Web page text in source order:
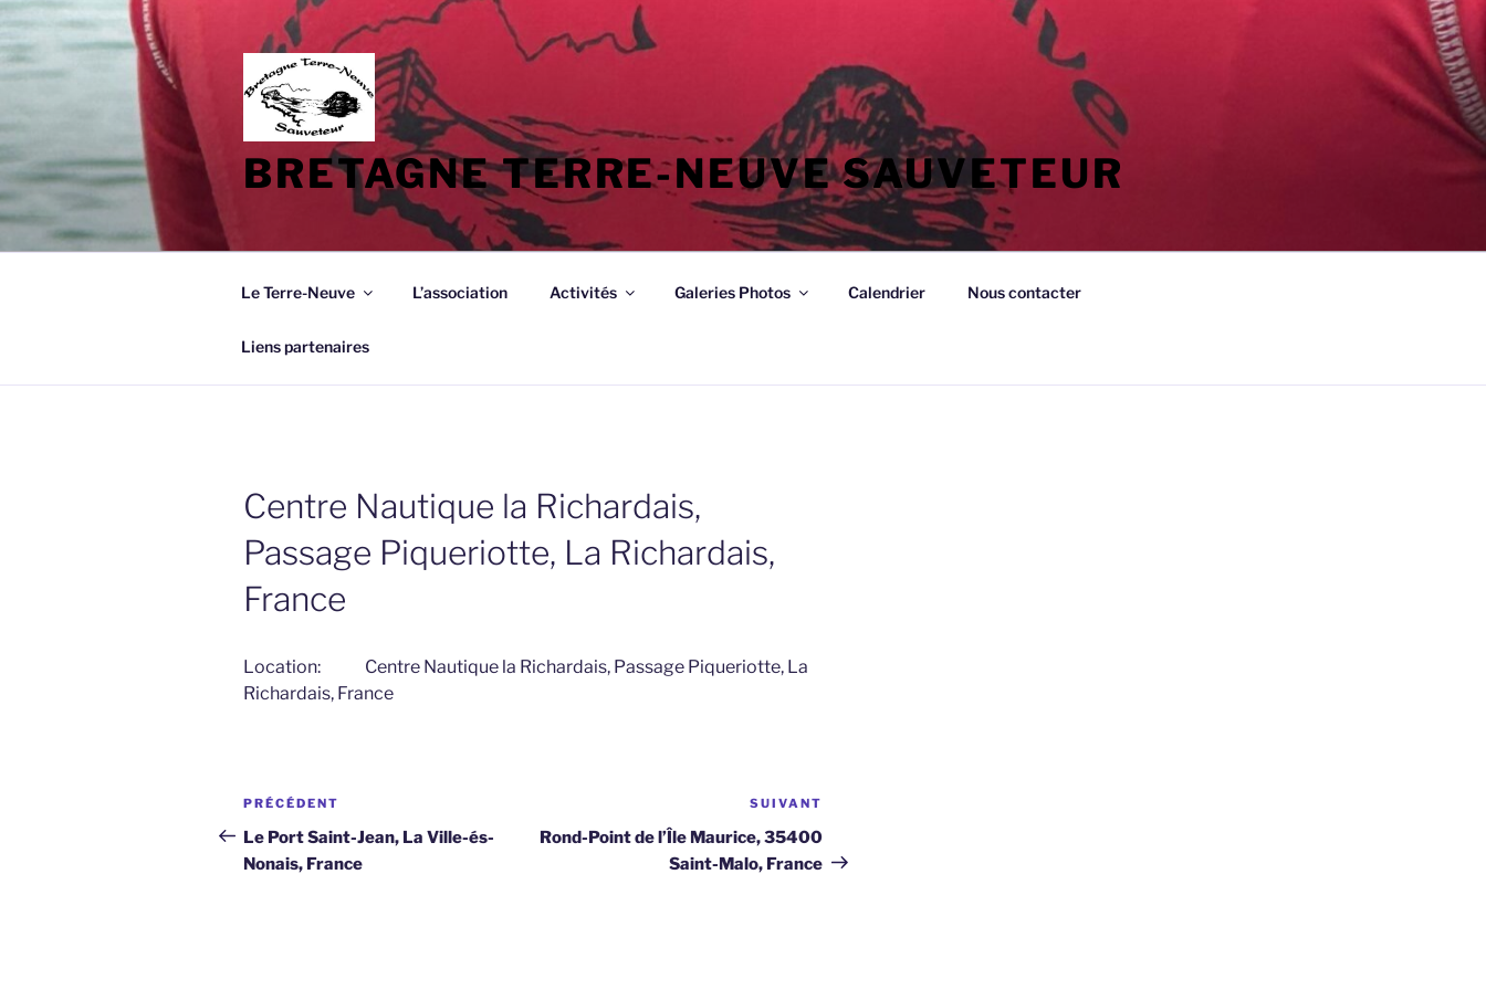
Aller
contenu
BRETAGNE TERRE-NEUVE SAUVETEUR
Le Terre-Neuve L’association Activités Galeries Photos Calendrier Nous contacter
Liens partenaires
Centre Nautique la Richardais,
Passage Piqueriotte, La Richardais,
France
Location:
Centre Nautique la Richardais, Passage Piqueriotte, La
Richardais, France
Navigation
de
l’article
Article
précédent
PRÉCÉDENT
Le Port Saint-Jean, La Ville-és-
Nonais, France
suivant
SUIVANT
Rond-Point de l’Île Maurice, 35400
Saint-Malo, France